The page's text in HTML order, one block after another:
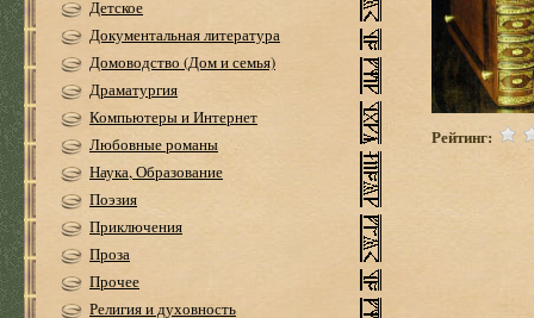
Детское
Документальная литература
Домоводство (Дом и семья)
Драматургия
Компьютеры и Интернет
Любовные романы
Наука, Образование
Поэзия
Приключения
Проза
Прочее
Религия и духовность
Рейтинг: